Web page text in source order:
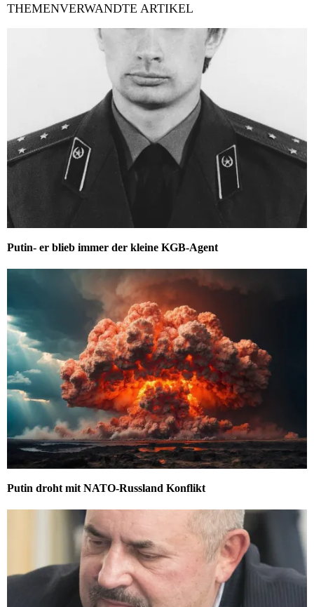
THEMENVERWANDTE ARTIKEL
Putin- er blieb immer der kleine KGB-Agent
Putin droht mit NATO-Russland Konflikt